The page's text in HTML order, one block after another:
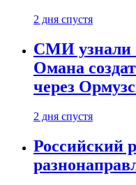
2 дня спустя
СМИ узнали
Омана
через
2 дня спустя
Российский